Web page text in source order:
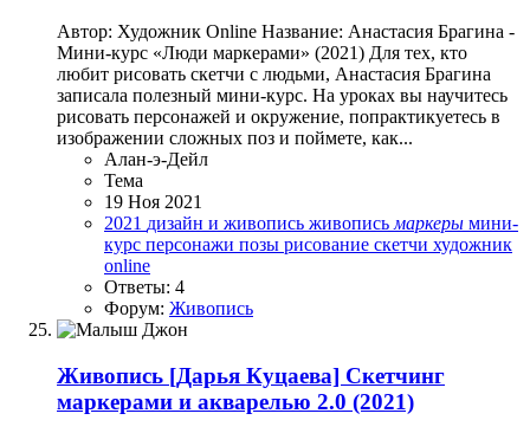
Автор: Художник Online Название: Анастасия Брагина -
Мини-курс «Люди маркерами» (2021) Для тех, кто
любит рисовать скетчи с людьми, Анастасия Брагина
записала полезный мини-курс. На уроках вы научитесь
рисовать персонажей и окружение, попрактикуетесь в
изображении сложных поз и поймете, как...
Алан-э-Дейл
Тема
19 Ноя 2021
2021 дизайн и живопись живопись маркеры мини-
курс персонажи позы рисование скетчи художник
online
Ответы: 4
Форум: Живопись
Живопись [Дарья Куцаева] Скетчинг
маркерами и акварелью 2.0 (2021)